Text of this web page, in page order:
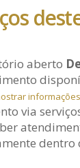
aberto
via